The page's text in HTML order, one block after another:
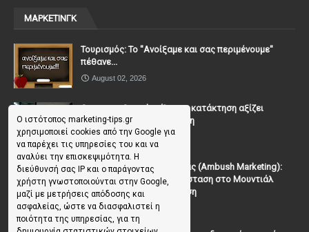
Ο ιστότοπος marketing-tips.gr
χρησιμοποιεί cookies από την Google για
να παρέχει τις υπηρεσίες του και να
αναλύει την επισκεψιμότητα. Η
διεύθυνσή σας IP και ο παράγοντας
χρήστη γνωστοποιούνται στην Google,
μαζί με μετρήσεις απόδοσης και
ασφαλείας, ώστε να διασφαλιστεί η
ποιότητα της υπηρεσίας, για τη
ΜΑΡΚΕΤΙΝΓΚ
Τουρισμός: Το "Ανοίξαμε και σας περιμένουμε"
πέθανε...
August 02, 2026
Casanova Complex: Όταν η κατάκτηση αξίζει
περισσότερο από τη σχέση
July 31, 2026
To Μάρκετινγκ της Ενέδρας (Ambush Marketing):
Πώς να κλέψεις την παράσταση στο Μουντιάλ
χωρίς (επίσημη) πρόσκληση
July 19, 2026